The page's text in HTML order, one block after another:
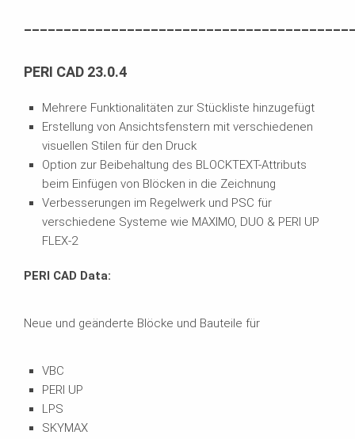
PERI CAD 23.0.4
Mehrere Funktionalitäten zur Stückliste hinzugefügt
Erstellung von Ansichtsfenstern mit verschiedenen
visuellen Stilen für den Druck
Option zur Beibehaltung des BLOCKTEXT-Attributs
beim Einfügen von Blöcken in die Zeichnung
Verbesserungen im Regelwerk und PSC für
verschiedene Systeme wie MAXIMO, DUO & PERI UP
FLEX-2
PERI CAD Data:
Neue und geänderte Blöcke und Bauteile für
VBC
PERI UP
LPS
SKYMAX